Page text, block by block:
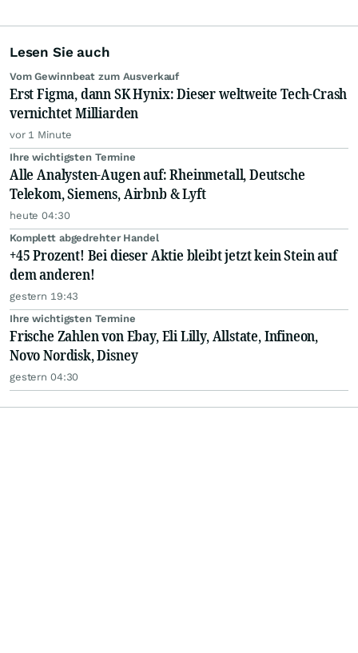
Lesen Sie auch
Vom Gewinnbeat zum Ausverkauf
Erst Figma, dann SK Hynix: Dieser weltweite Tech-Crash
vernichtet Milliarden
vor 1 Minute
Ihre wichtigsten Termine
Alle Analysten-Augen auf: Rheinmetall, Deutsche
Telekom, Siemens, Airbnb & Lyft
heute 04:30
Komplett abgedrehter Handel
+45 Prozent! Bei dieser Aktie bleibt jetzt kein Stein auf
dem anderen!
gestern 19:43
Ihre wichtigsten Termine
Frische Zahlen von Ebay, Eli Lilly, Allstate, Infineon,
Novo Nordisk, Disney
gestern 04:30